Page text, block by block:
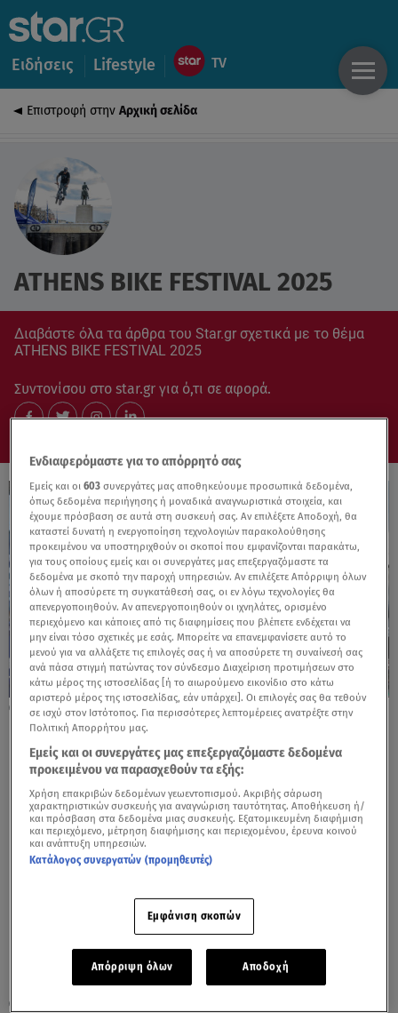
Ειδήσεις Lifestyle
Επιστροφή στην Αρχική σελίδα
ATHENS BIKE FESTIVAL 2025
Διαβάστε όλα τα άρθρα του Star.gr σχετικά με το θέμα
ATHENS BIKE FESTIVAL 2025
Συντονίσου στο star.gr για ό,τι σε αφορά.
03.04.25, 18:05
KOSMORIDE: Έκλεψε τις εντυπώσεις
Ενδιαφερόμαστε για το απόρρητό σας
Εμείς και οι603 συνεργάτες μας αποθηκεύουμε προσωπικά δεδομένα,
όπως δεδομένα περιήγησης ή μοναδικά αναγνωριστικά στοιχεία, και
έχουμε πρόσβαση σε αυτά στη συσκευή σας. Αν επιλέξετε Αποδοχή, θα
καταστεί δυνατή η ενεργοποίηση τεχνολογιών παρακολούθησης
προκειμένου να υποστηριχθούν οι σκοποί που εμφανίζονται παρακάτω,
για τους οποίους εμείς και οι συνεργάτες μας επεξεργαζόμαστε τα
δεδομένα με σκοπό την παροχή υπηρεσιών. Αν επιλέξετε Απόρριψη όλων
όλων ή αποσύρετε τη συγκατάθεσή σας, οι εν λόγω τεχνολογίες θα
απενεργοποιηθούν. Αν απενεργοποιηθούν οι ιχνηλάτες, ορισμένο
περιεχόμενο και κάποιες από τις διαφημίσεις που βλέπετε ενδέχεται να
μην είναι τόσο σχετικές με εσάς. Μπορείτε να επανεμφανίσετε αυτό το
μενού για να αλλάξετε τις επιλογές σας ή να αποσύρετε τη συναίνεσή σας
ανά πάσα στιγμή πατώντας τον σύνδεσμο Διαχείριση προτιμήσεων στο
κάτω μέρος της ιστοσελίδας [ή το αιωρούμενο εικονίδιο στο κάτω
αριστερό μέρος της ιστοσελίδας, εάν υπάρχει]. Οι επιλογές σας θα τεθούν
σε ισχύ στον Ιστότοπος. Για περισσότερες λεπτομέρειες ανατρέξτε στην
Πολιτική Απορρήτου μας.
Εμείς και οι συνεργάτες μας επεξεργαζόμαστε δεδομένα
προκειμένου να παρασχεθούν τα εξής:
Χρήση επακριβών δεδομένων γεωεντοπισμού. Ακριβής σάρωση
χαρακτηριστικών συσκευής για αναγνώριση ταυτότητας. Αποθήκευση ή/
και πρόσβαση στα δεδομένα μιας συσκευής. Εξατομικευμένη διαφήμιση
και περιεχόμενο, μέτρηση διαφήμισης και περιεχομένου, έρευνα κοινού
και ανάπτυξη υπηρεσιών.
Κατάλογος συνεργατών (προμηθευτές)
Εμφάνιση σκοπών
Απόρριψη όλων Αποδοχή